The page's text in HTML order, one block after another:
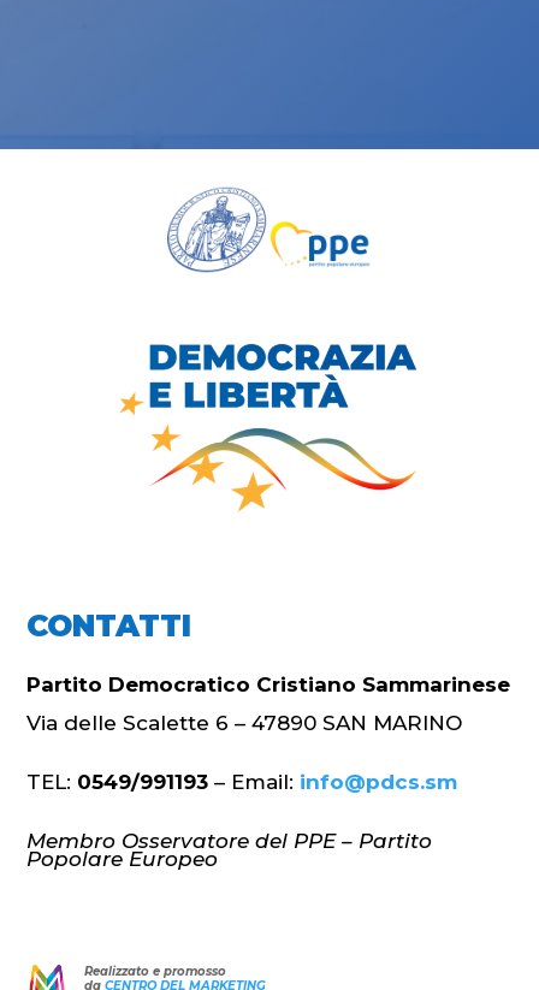
CONTATTI
Partito Democratico Cristiano Sammarinese
Via delle Scalette 6 – 47890 SAN MARINO
TEL: 0549/991193 – Email: info@pdcs.sm
Membro Osservatore del PPE – Partito
Popolare Europeo
Realizzato e promosso
da CENTRO DEL MARKETING